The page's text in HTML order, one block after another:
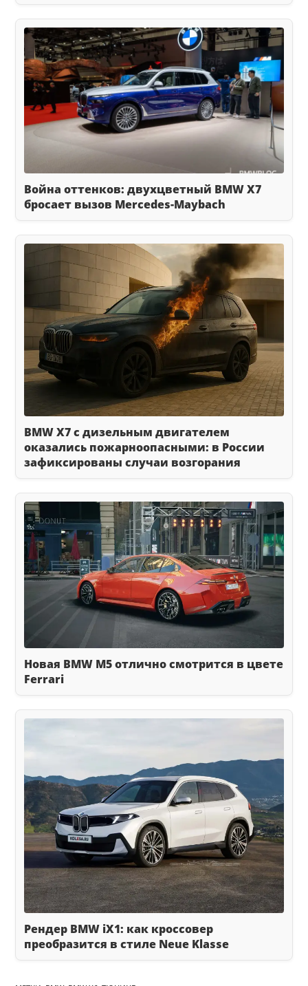
Война оттенков: двухцветный BMW X7
бросает вызов Mercedes-Maybach
BMW X7 с дизельным двигателем
оказались пожарноопасными: в России
зафиксированы случаи возгорания
Новая BMW M5 отлично смотрится в цвете
Ferrari
Рендер BMW iX1: как кроссовер
преобразится в стиле Neue Klasse